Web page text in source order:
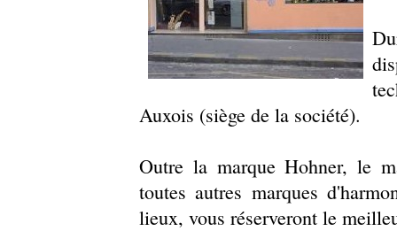
Auxois (siège de la société).
Outre la marque Hohner, le
toutes autres marques
lieux, vous réserveront le